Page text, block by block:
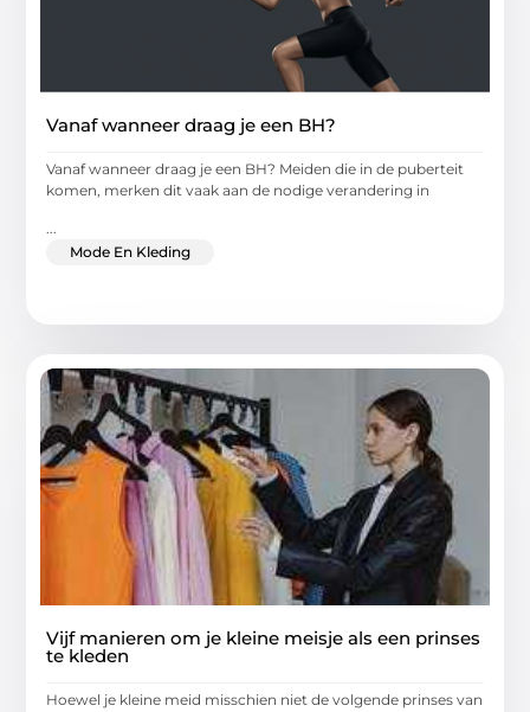
Vanaf wanneer draag je een BH?
Vanaf wanneer draag je een BH? Meiden die in de puberteit
komen, merken dit vaak aan de nodige verandering in
...
Mode En Kleding
Vijf manieren om je kleine meisje als een prinses
te kleden
Hoewel je kleine meid misschien niet de volgende prinses van